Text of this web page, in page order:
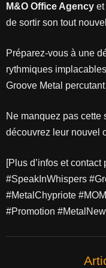
M&O Office Agency et
de sortir son tout
Préparez-vous à une
rythmiques
Groove Metal
Ne manquez pas cette
découvrez leur nouvel
[Plus d’infos et contact
#SpeakInWhispers
#MetalChypriote
#Promotion